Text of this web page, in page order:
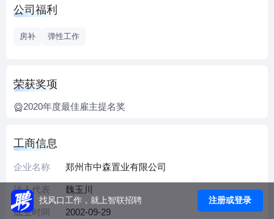
㎡；商业综合体项目目前经营面积20万㎡，在建商业综合体
公司福利
房补 弹性工作
荣获奖项
2020年度最佳雇主提名奖
工商信息
企业名称 郑州市中森置业有限公司
法人代表 魏玉川
成立时间 2002-09-29
找风口工作，就上智联招聘 注册或登录